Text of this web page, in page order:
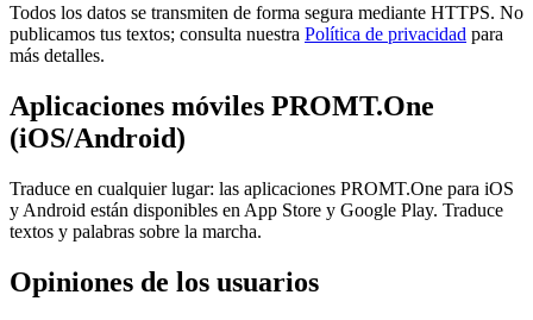
Todos los datos se transmiten de forma segura mediante HTTPS. No
publicamos tus textos; consulta nuestra Política de privacidad para
más detalles.
Aplicaciones móviles PROMT.One
(iOS/Android)
Traduce en cualquier lugar: las aplicaciones PROMT.One para iOS
y Android están disponibles en App Store y Google Play. Traduce
textos y palabras sobre la marcha.
Opiniones de los usuarios